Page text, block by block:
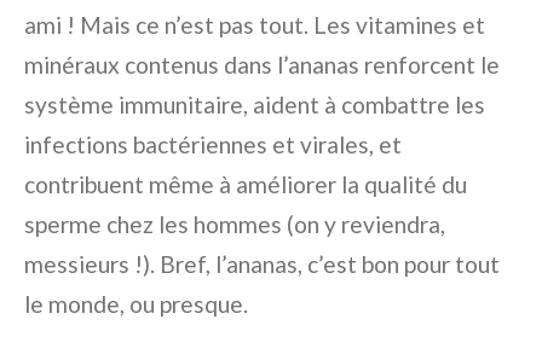
ami ! Mais ce n’est pas tout. Les vitamines et
minéraux contenus dans l’ananas renforcent le
système immunitaire, aident à combattre les
infections bactériennes et virales, et
contribuent même à améliorer la qualité du
sperme chez les hommes (on y reviendra,
messieurs !). Bref, l’ananas, c’est bon pour tout
le monde, ou presque.